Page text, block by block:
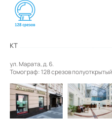
КТ
ул. Марата, д. 6.
Томограф: 128 срезов полуоткрытый